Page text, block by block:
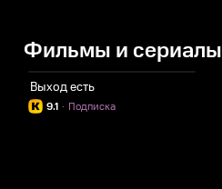
Фильмы и сериалы
Выход есть
9.1 Подписка
·